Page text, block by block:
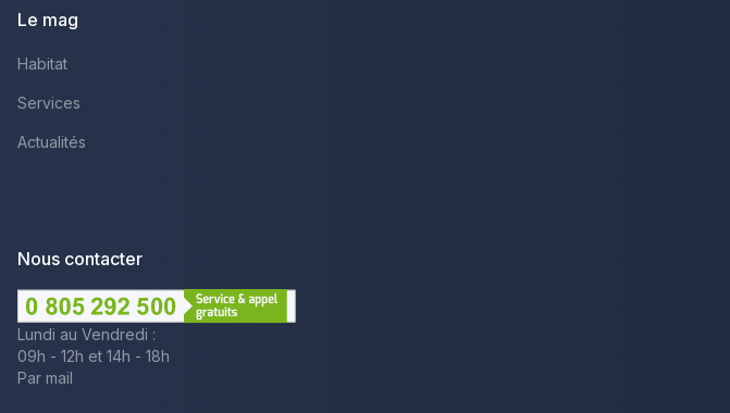
Le mag
Habitat
Services
Actualités
Nous contacter
Lundi au Vendredi :
09h - 12h et 14h - 18h
Par mail